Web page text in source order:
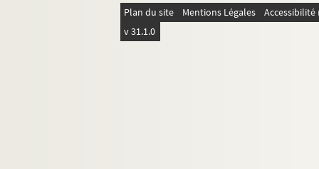
Plan du site Mentions Légales
v 31.1.0